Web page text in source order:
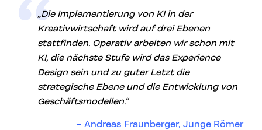
„Die Implementierung von KI in der
Kreativwirtschaft wird auf drei Ebenen
stattfinden. Operativ arbeiten wir schon mit
KI, die nächste Stufe wird das Experience
Design sein und zu guter Letzt die
strategische Ebene und die Entwicklung von
Geschäftsmodellen.“
Andreas Fraunberger, Junge Römer